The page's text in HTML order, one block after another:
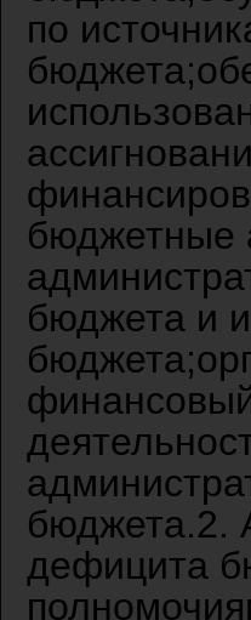
по
бюджетные
бюджета и
бюджета.2.
дефицита